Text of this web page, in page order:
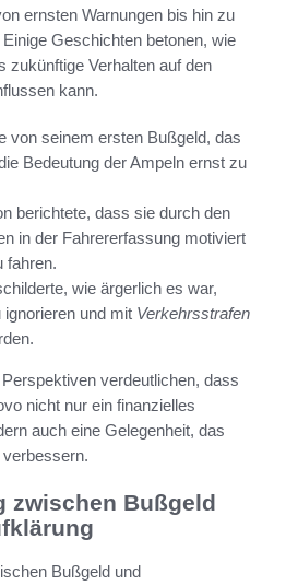
ernsten Warnungen bis hin zu
Geschichten betonen, wie
zukünftige Verhalten auf den
kann.
von seinem ersten Bußgeld, das
Bedeutung der Ampeln ernst zu
berichtete, dass sie durch den
in der Fahrererfassung motiviert
fahren.
wie ärgerlich es war,
und mit Verkehrsstrafen
verdeutlichen, dass
nicht nur ein finanzielles
auch eine Gelegenheit, das
zwischen Bußgeld
Bußgeld und